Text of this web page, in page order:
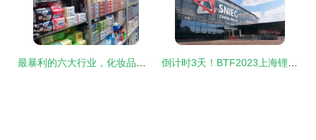
最暴利的六大行业，化妆品居首，成本让消费者咂舌 倒计时3天！BTF2023上海锂电池技术展观展指南，日用百货必备！